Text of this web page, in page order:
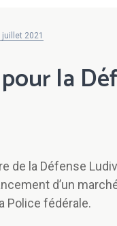
2021
la
de la Défense
d’un
Police fédérale.